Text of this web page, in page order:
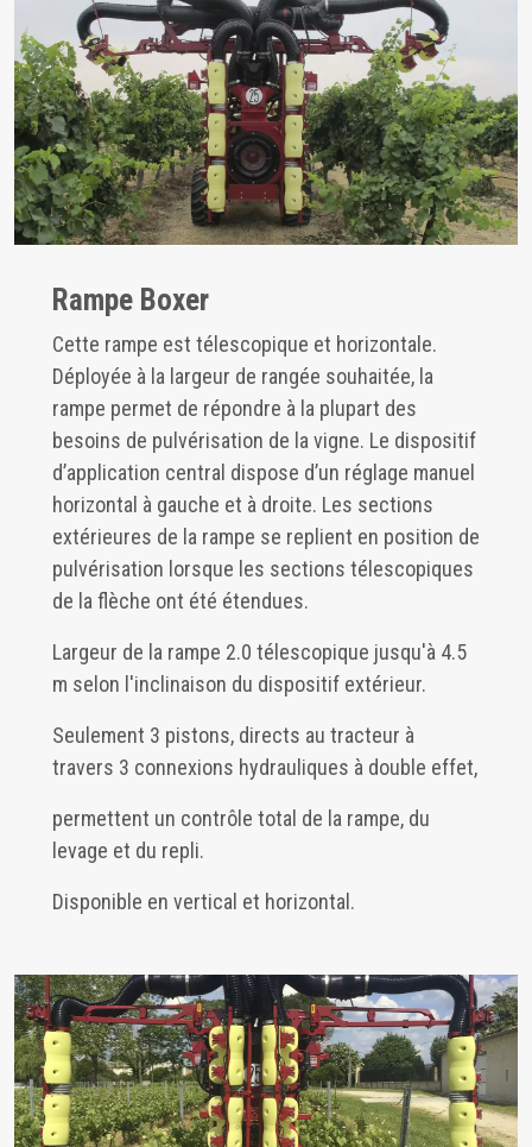
Rampe Boxer
Cette rampe est télescopique et horizontale.
Déployée à la largeur de rangée souhaitée, la
rampe permet de répondre à la plupart des
besoins de pulvérisation de la vigne. Le dispositif
d’application central dispose d’un réglage manuel
horizontal à gauche et à droite. Les sections
extérieures de la rampe se replient en position de
pulvérisation lorsque les sections télescopiques
de la flèche ont été étendues.
Largeur de la rampe 2.0 télescopique jusqu'à 4.5
m selon l'inclinaison du dispositif extérieur.
Seulement 3 pistons, directs au tracteur à
travers 3 connexions hydrauliques à double effet,
permettent un contrôle total de la rampe, du
levage et du repli.
Disponible en vertical et horizontal.